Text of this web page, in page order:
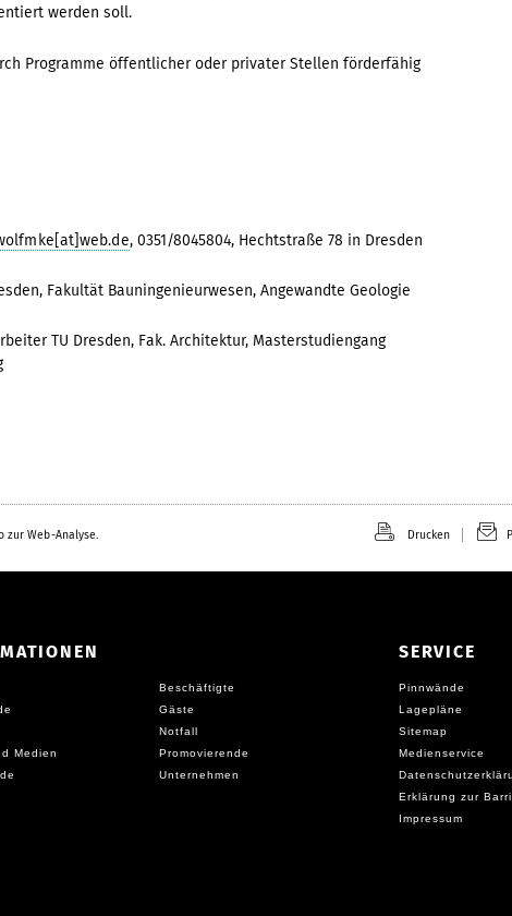
werden soll.
Programme öffentlicher oder privater Stellen förderfähig
, 0351/8045804, Hechtstraße 78 in Dresden
Fakultät Bauningenieurwesen, Angewandte Geologie
TU Dresden, Fak. Architektur, Masterstudiengang
Web-Analyse. Drucken
Beschäftigte
Gäste
Notfall
Medien
Promovierende
Unternehmen
SERVICE
Pinnwände
Lagepläne
Sitemap
Medienservice
Erklärung zur
Impressum